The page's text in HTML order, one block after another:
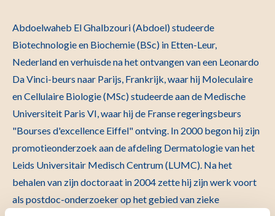
Abdoelwaheb El Ghalbzouri (Abdoel) studeerde
Biotechnologie en Biochemie (BSc) in Etten-Leur,
Nederland en verhuisde na het ontvangen van een Leonardo
Da Vinci-beurs naar Parijs, Frankrijk, waar hij Moleculaire
en Cellulaire Biologie (MSc) studeerde aan de Medische
Universiteit Paris VI, waar hij de Franse regeringsbeurs
"Bourses d'excellence Eiffel" ontving. In 2000 begon hij zijn
promotieonderzoek aan de afdeling Dermatologie van het
Leids Universitair Medisch Centrum (LUMC). Na het
behalen van zijn doctoraat in 2004 zette hij zijn werk voort
als postdoc-onderzoeker op het gebied van zieke